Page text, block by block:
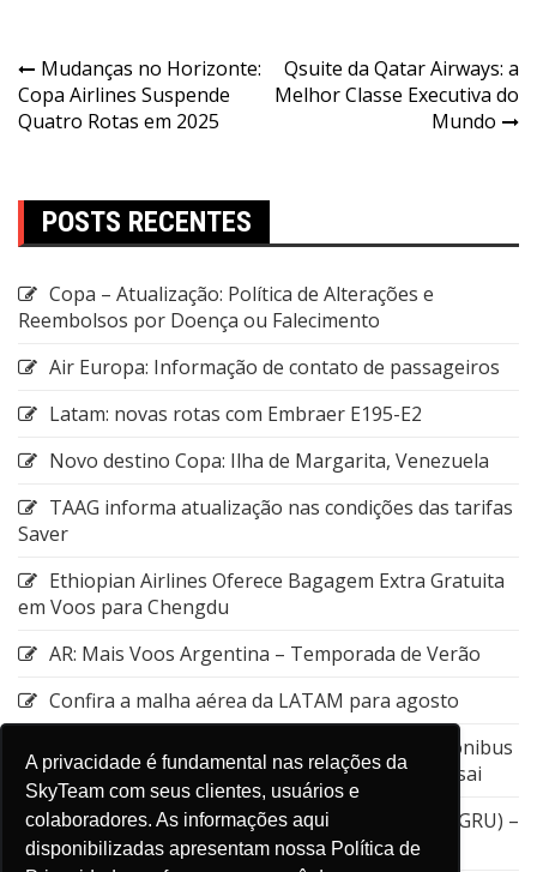
A privacidade é fundamental nas relações da
SkyTeam com seus clientes, usuários e
colaboradores. As informações aqui
disponibilizadas apresentam nossa Política de
Mudanças no Horizonte:
Copa Airlines Suspende
Quatro Rotas em 2025
Qsuite da Qatar Airways: a
Melhor Classe Executiva do
Mundo
POSTS RECENTES
Copa – Atualização: Política de Alterações e
Reembolsos por Doença ou Falecimento
Air Europa: Informação de contato de passageiros
Latam: novas rotas com Embraer E195-E2
Novo destino Copa: Ilha de Margarita, Venezuela
TAAG informa atualização nas condições das tarifas
Saver
Ethiopian Airlines Oferece Bagagem Extra Gratuita
em Voos para Chengdu
AR: Mais Voos Argentina – Temporada de Verão
Confira a malha aérea da LATAM para agosto
Emirates: Alteração do local de embarque do ônibus
entre a Estação de Nagoya e o Aeroporto de Kansai
GOL: Cancelamento da rota entre Guarulhos (GRU) –
Aruba (AUA)